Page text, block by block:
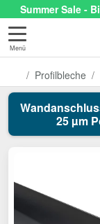
Summer Sale -
Menü
Profilbleche
25 µm